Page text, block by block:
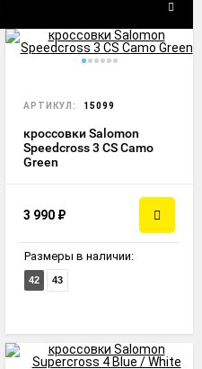
АРТИКУЛ: 15099
кроссовки Salomon
Speedcross 3 CS Camo
Green
3 990 ₽
Размеры в наличии:
42 43